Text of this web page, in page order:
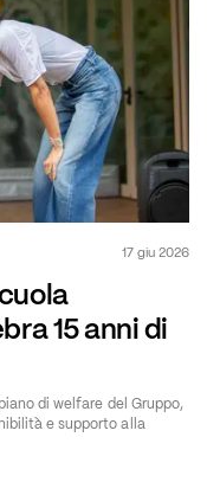
17 giu 2026
15 anni di
di welfare del Gruppo,
e supporto alla